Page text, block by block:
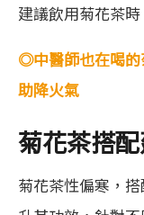
建議飲用菊花茶
◎中醫師也在喝的
助降火氣
菊花茶搭
菊花茶性偏寒，